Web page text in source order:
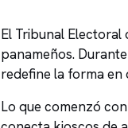
El Tribunal Electoral
panameños.
redefine la forma en
Lo que comenzó